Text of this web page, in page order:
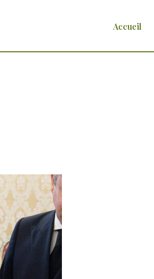
Accueil